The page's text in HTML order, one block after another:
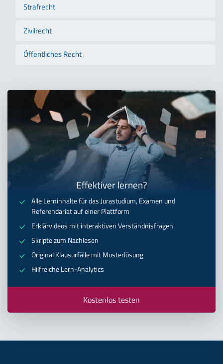
Strafrecht
Zivilrecht
Öffentliches Recht
Effektiver lernen?
Alle Lerninhalte für das Jurastudium, Examen und
Referendariat auf einer Plattform
Erklärvideos mit interaktiven Verständnisfragen
Skripte zum Nachlesen
Original Klausurfälle mit Musterlösung
Hilfreiche Lern-Analytics
Kostenlos testen